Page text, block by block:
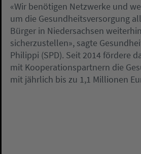
«Wir benötigen Netzwerke und
um die Gesundheitsversorgung
Bürger in Niedersachsen
sicherzustellen», sagte
Philippi (SPD). Seit 2014 fördere
mit Kooperationspartnern die
mit jährlich bis zu 1,1 Millionen